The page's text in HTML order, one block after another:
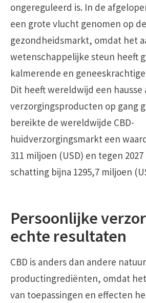
ongereguleerd is. In de
een grote vlucht genomen op de
gezondheidsmarkt, omdat het
wetenschappelijke steun heeft
kalmerende en
Dit heeft wereldwijd een hausse
verzorgingsproducten op gang
bereikte de wereldwijde CBD-
huidverzorgingsmarkt een
311 miljoen (USD) en tegen
schatting bijna 1295,7 miljoen
Persoonlijke
echte resultaten
CBD is anders dan andere
productingrediënten, omdat
van toepassingen en effecten